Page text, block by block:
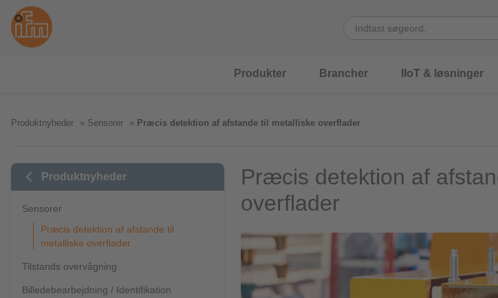
Produkter Brancher IIoT & løsninger
Produktnyheder Sensorer Præcis detektion af afstande til metalliske overflader
Produktnyheder
Sensorer
Præcis detektion af afstande til
metalliske overflader
Tilstands overvågning
Billedebearbejdning / Identifikation
Præcis detektion af
overflader